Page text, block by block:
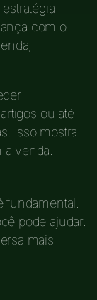
com o
ou até
Isso mostra
venda.
fundamental.
pode ajudar.
mais